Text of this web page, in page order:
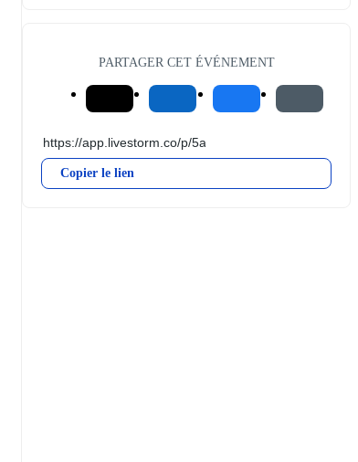
PARTAGER CET ÉVÉNEMENT
Copier le lien